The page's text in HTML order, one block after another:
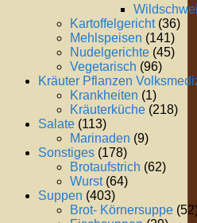
Kartoffelgericht(36)
Mehlspeisen (141)
Nudelgerichte (45)
Vegetarisch (96)
Kräuter Pflanzen
Krankheiten (1)
Kräuterküche (218)
Salate (113)
Marinaden (9)
Sonstiges (178)
Brotaufstrich (62)
Wurst(64)
Suppen (403)
Brot- Körnersuppe